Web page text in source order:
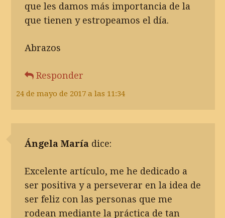
24 de mayo de 2017 a las 11:34
que les damos más importancia de la
que tienen y estropeamos el día.
Abrazos
Responder
Ángela María dice:
Excelente artículo, me he dedicado a
ser positiva y a perseverar en la idea de
ser feliz con las personas que me
rodean mediante la práctica de tan